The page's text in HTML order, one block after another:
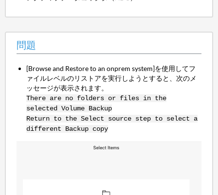
問題
[Browse and Restore to an onprem system]を使用してフ
ァイルレベルのリストアを実行しようとすると、次のメ
ッセージが表示されます。
There are no folders or files in the
selected Volume Backup
Return to the Select source step to select a
different Backup copy